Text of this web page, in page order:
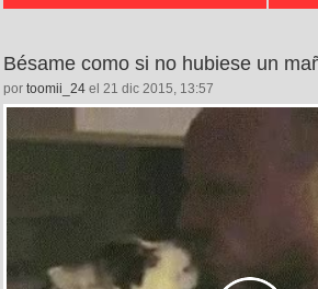
Bésame como si no hubiese un
por toomii_24 el 21 dic 2015, 13:57